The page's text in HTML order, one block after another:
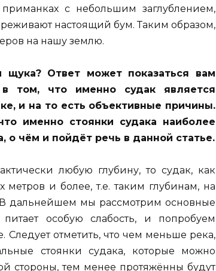
с небольшим заглублением,
настоящий бум. Таким образом,
на нашу землю.
Ответ может показаться вам
том, что именно судак является
и на то есть объективные причины.
именно стоянки судака наиболее
чём и пойдёт речь в данной статье.
любую глубину, то судак, как
метров и более, т.е. таким глубинам, на
дальнейшем мы рассмотрим основные
особую слабость, и попробуем
Следует отметить, что чем меньше река,
стоянки судака, которые можно
стороны, тем менее протяжённы будут